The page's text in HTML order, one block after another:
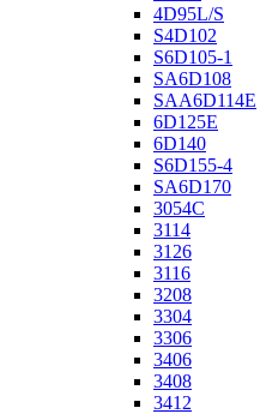
4D95L/S
S4D102
S6D105-1
SA6D108
SAA6D114E
6D125E
6D140
S6D155-4
SA6D170
3054C
3114
3126
3116
3208
3304
3306
3406
3408
3412